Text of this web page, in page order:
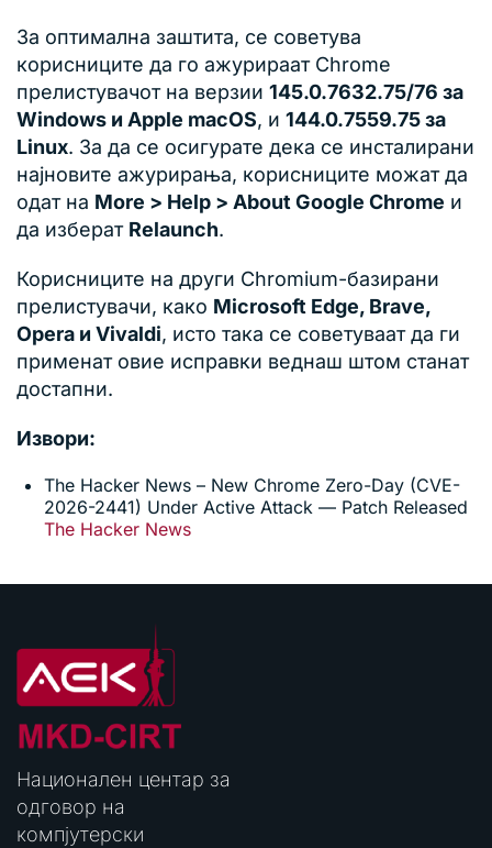
За оптимална заштита, се советува
корисниците да го ажурираат Chrome
прелистувачот на верзии 145.0.7632.75/76 за
Windows и Apple macOS, и 144.0.7559.75 за
Linux. За да се осигурате дека се инсталирани
најновите ажурирања, корисниците можат да
одат на More > Help > About Google Chrome и
да изберат Relaunch.
Корисниците на други Chromium-базирани
прелистувачи, како Microsoft Edge, Brave,
Opera и Vivaldi, исто така се советуваат да ги
применат овие исправки веднаш штом станат
достапни.
Извори:
The Hacker News – New Chrome Zero-Day (CVE-
2026-2441) Under Active Attack — Patch Released
The Hacker News
Национален центар за
одговор на
компјутерски